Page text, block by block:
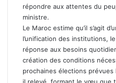
répondre aux attentes du
ministre.
Le Maroc estime qu’il s’agit
l’unification des institutions,
réponse aux besoins
création des conditions
prochaines élections